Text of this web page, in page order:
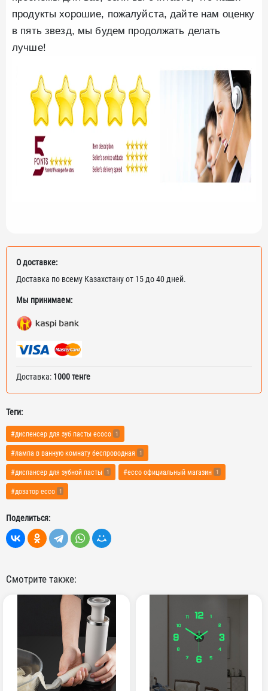
продукты хорошие, пожалуйста, дайте нам оценку
в пять звезд, мы будем продолжать делать
лучше!
О доставке:
Доставка по всему Казахстану от 15 до 40 дней.
Мы принимаем:
Доставка: 1000 тенге
Теги:
#диспенсер для зуб пасты ecoco 1
#лампа в ванную комнату беспроводная 1
#диспансер для зубной пасты 1 #ecco официальный магазин 1
#дозатор ecco 1
Поделиться:
Смотрите также: